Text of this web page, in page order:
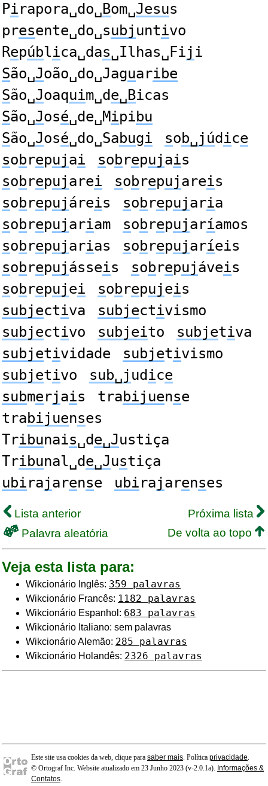
Pirapora␣do␣Bom␣Jesus
presente␣do␣subj untivo
República␣das␣Ilhas␣Fij i
São␣João␣do␣Jaguaribe
São␣Joaquim␣de␣Bicas
São␣José␣de␣Mipibu
São␣José␣do␣Sabugi sob␣júd ice
sobrepujai sobrepujais
sobrepujarei sobrepujareis
sobrepujáreis sobrepujaria
sobrepujariam sobrepujaríamos
sobrepujarias sobrepujaríeis
sobrepujásseis sobrepujáveis
sobrepujei sobrepujeis
subjectiva subjectivismo
subjectivo subjeito subjetiva
subjetividade subjetivismo
subjetivo sub␣j ud ice
submerjais trabijuense
trabijuenses
Tribunais␣de␣Justiça
Tribunal␣de␣Justiça
ubirajarense ubirajarenses
Lista anterior
Próxima lista
Palavra aleatória
De volta ao topo
Veja esta lista para:
Wikcionário Inglês: 359 palavras
Wikcionário Francês: 1182 palavras
Wikcionário Espanhol: 683 palavras
Wikcionário Italiano: sem palavras
Wikcionário Alemão: 285 palavras
Wikcionário Holandês: 2326 palavras
Este site usa cookies da web, clique para saber mais. Política privacidade.
© Ortograf Inc. Website atualizado em 23 Junho 2023 (v-2.0.1a). Informações &
Contatos.